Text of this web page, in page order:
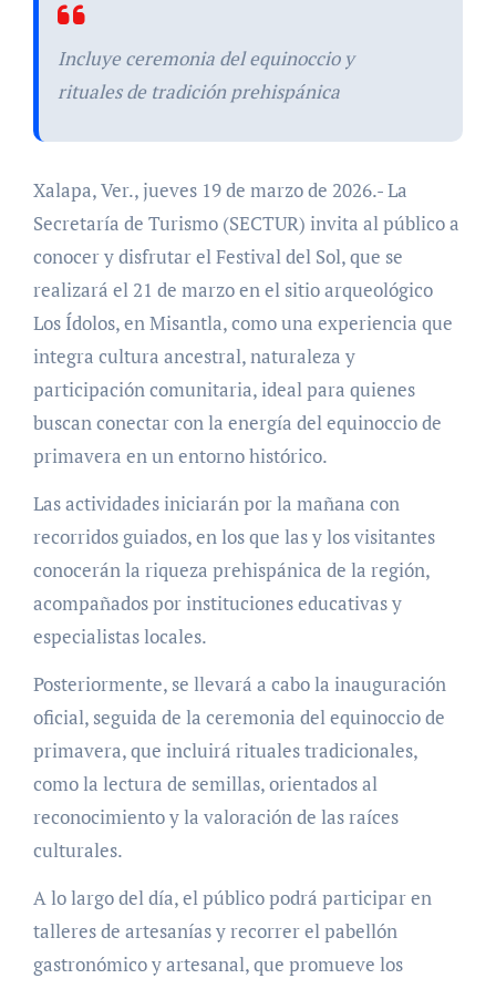
Incluye ceremonia del equinoccio y
rituales de tradición prehispánica
Xalapa, Ver., jueves 19 de marzo de 2026.- La
Secretaría de Turismo (SECTUR) invita al público a
conocer y disfrutar el Festival del Sol, que se
realizará el 21 de marzo en el sitio arqueológico
Los Ídolos, en Misantla, como una experiencia que
integra cultura ancestral, naturaleza y
participación comunitaria, ideal para quienes
buscan conectar con la energía del equinoccio de
primavera en un entorno histórico.
Las actividades iniciarán por la mañana con
recorridos guiados, en los que las y los visitantes
conocerán la riqueza prehispánica de la región,
acompañados por instituciones educativas y
especialistas locales.
Posteriormente, se llevará a cabo la inauguración
oficial, seguida de la ceremonia del equinoccio de
primavera, que incluirá rituales tradicionales,
como la lectura de semillas, orientados al
reconocimiento y la valoración de las raíces
culturales.
A lo largo del día, el público podrá participar en
talleres de artesanías y recorrer el pabellón
gastronómico y artesanal, que promueve los